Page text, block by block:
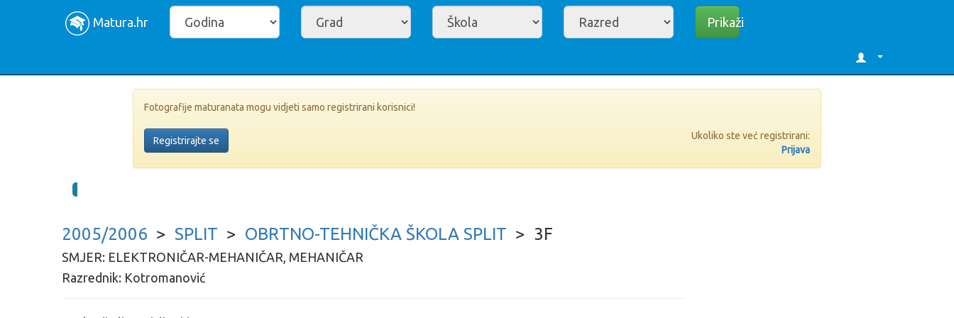
Matura.hr Prikaži
Fotografije maturanata mogu vidjeti samo registrirani korisnici!
Registrirajte se
Ukoliko ste već registrirani:
Prijava
2005/2006 > SPLIT > OBRTNO-TEHNIČKA ŠKOLA SPLIT > 3F
SMJER: ELEKTRONIČAR-MEHANIČAR, MEHANIČAR
Razrednik: Kotromanović